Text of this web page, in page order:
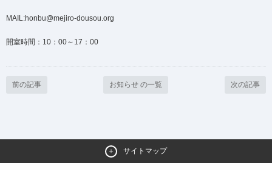
MAIL:honbu@mejiro-dousou.org
開室時間：10：00～17：00
前の記事 お知らせ の一覧 次の記事
サイトマップ